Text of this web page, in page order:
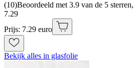
(10)Beoordeeld met 3.9 van de 5
7.29
Prijs: 7.29 euro
Bekijk alles in glasfolie